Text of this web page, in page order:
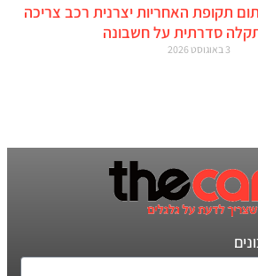
תקופת האחריות יצרנית רכב צריכה
סדרתית על חשבונה
3 באוגוסט 2026